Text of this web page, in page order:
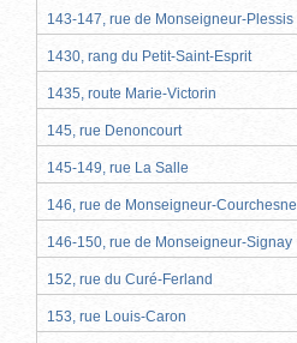
143-147, rue de Monseigneur-Plessis
1430, rang du Petit-Saint-Esprit
1435, route Marie-Victorin
145, rue Denoncourt
145-149, rue La Salle
146, rue de Monseigneur-Courchesne
146-150, rue de Monseigneur-Signay
152, rue du Curé-Ferland
153, rue Louis-Caron